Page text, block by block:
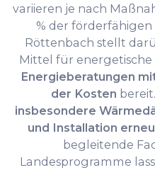
variieren je nach
% der förderfähigen
Röttenbach stellt
Mittel für energetische
Energieberatungen
der Kosten bereit.
insbesondere
und Installation
begleitende
Landesprogramme